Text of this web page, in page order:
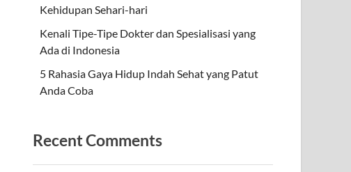
Kehidupan Sehari-hari
Kenali Tipe-Tipe Dokter dan Spesialisasi yang
Ada di Indonesia
5 Rahasia Gaya Hidup Indah Sehat yang Patut
Anda Coba
Recent Comments